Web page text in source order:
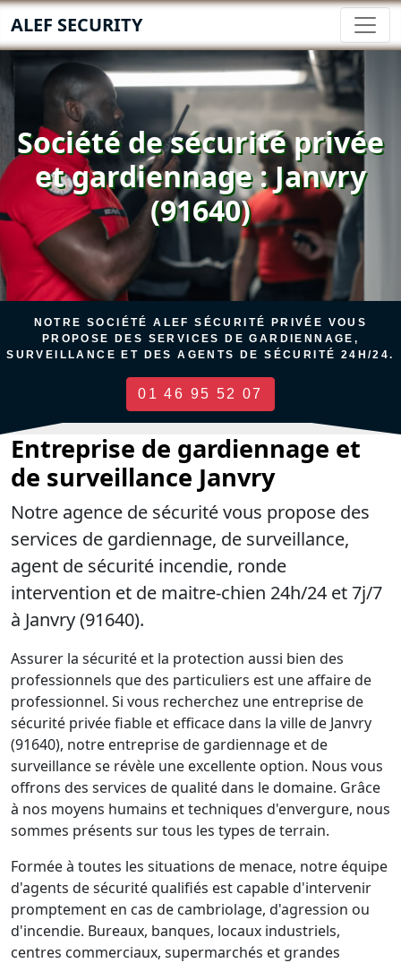
ALEF SECURITY
Société de sécurité privée
et gardiennage : Janvry
(91640)
NOTRE SOCIÉTÉ ALEF SÉCURITÉ PRIVÉE VOUS
PROPOSE DES SERVICES DE GARDIENNAGE,
SURVEILLANCE ET DES AGENTS DE SÉCURITÉ 24H/24.
01 46 95 52 07
Entreprise de gardiennage et
de surveillance Janvry
Notre agence de sécurité vous propose des
services de gardiennage, de surveillance,
agent de sécurité incendie, ronde
intervention et de maitre-chien 24h/24 et 7j/7
à Janvry (91640).
Assurer la sécurité et la protection aussi bien des
professionnels que des particuliers est une affaire de
professionnel. Si vous recherchez une entreprise de
sécurité privée fiable et efficace dans la ville de Janvry
(91640), notre entreprise de gardiennage et de
surveillance se révèle une excellente option. Nous vous
offrons des services de qualité dans le domaine. Grâce
à nos moyens humains et techniques d'envergure, nous
sommes présents sur tous les types de terrain.
Formée à toutes les situations de menace, notre équipe
d'agents de sécurité qualifiés est capable d'intervenir
promptement en cas de cambriolage, d'agression ou
d'incendie. Bureaux, banques, locaux industriels,
centres commerciaux, supermarchés et grandes